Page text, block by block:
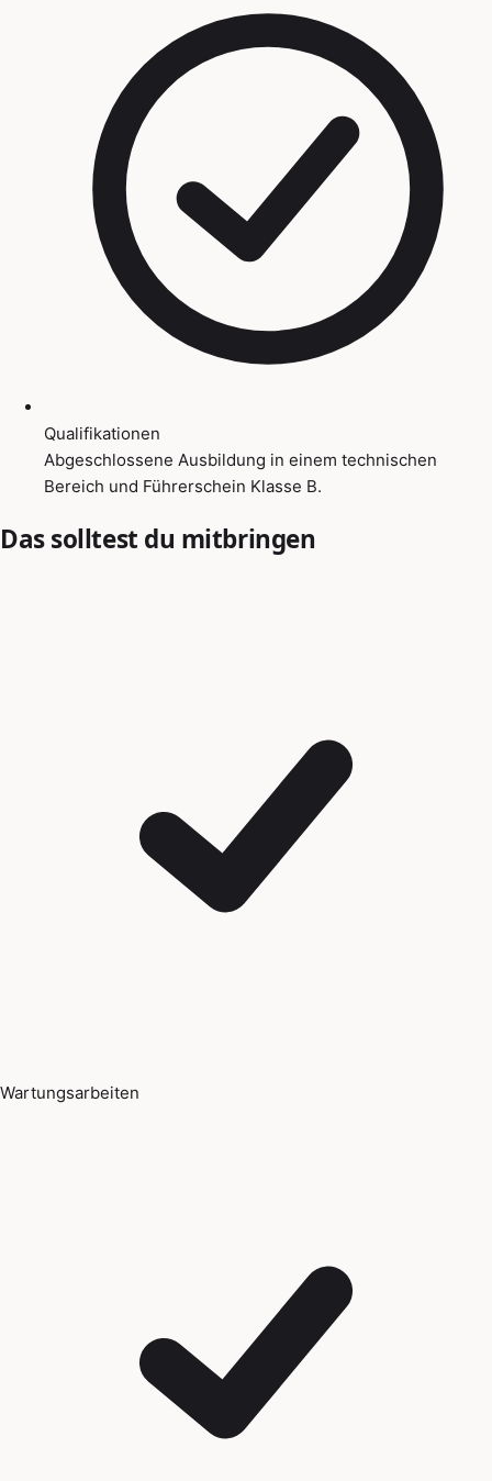
Qualifikationen
Abgeschlossene Ausbildung in einem technischen
Bereich und Führerschein Klasse B.
Das solltest du mitbringen
Wartungsarbeiten